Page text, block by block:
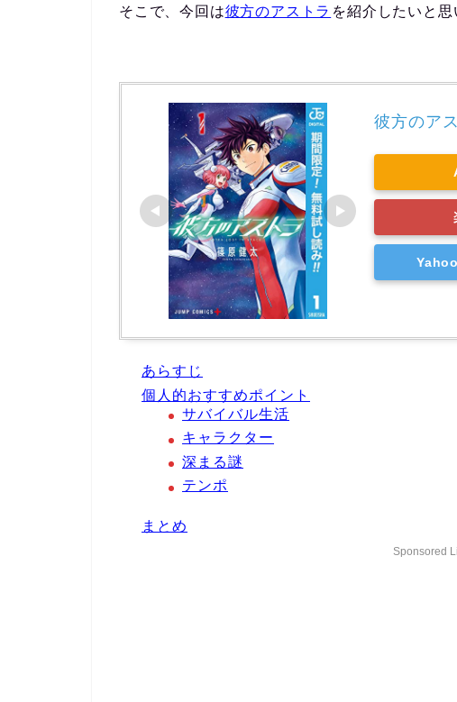
そこで、今回は彼方のアストラ を紹介したいと思
彼方のア
あらすじ
個人的おすすめポイント
サバイバル生活
キャラクター
深まる謎
テンポ
まとめ
Sponsored